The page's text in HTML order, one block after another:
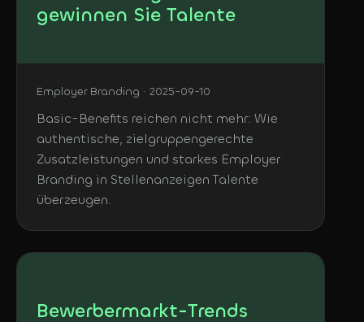
gewinnen Sie Talente
Employer Branding · 2025-09-10
Basic-Benefits reichen nicht mehr: Wie
authentische, zielgruppengerechte
Zusatzleistungen und starkes Employer
Branding in Stellenanzeigen Talente
überzeugen.
Bewerbermarkt-Trends